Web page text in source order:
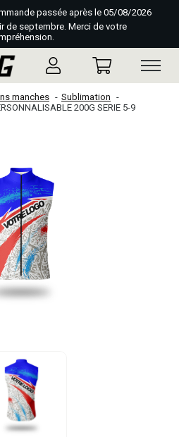
passée après le 05/08/2026
de septembre. Merci de votre
manches
Sublimation
200G SERIE 5-9